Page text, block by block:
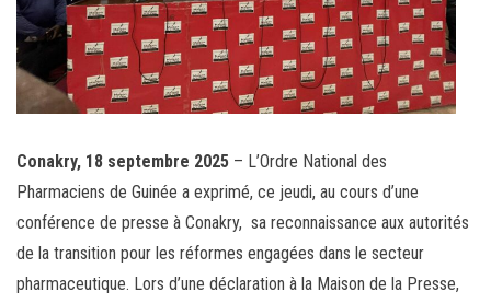
Conakry, 18 septembre 2025 – L’Ordre National des
Pharmaciens de Guinée a exprimé, ce jeudi, au cours d’une
conférence de presse à Conakry, sa reconnaissance aux autorités
de la transition pour les réformes engagées dans le secteur
pharmaceutique. Lors d’une déclaration à la Maison de la Presse,